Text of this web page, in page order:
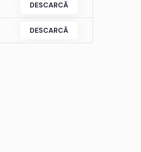
DESCARCĂ
DESCARCĂ